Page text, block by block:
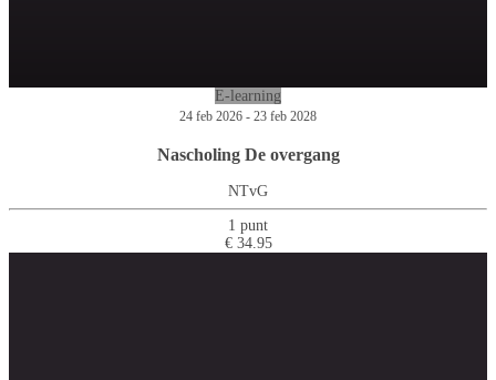
E-learning
24 feb 2026 - 23 feb 2028
Nascholing De overgang
NTvG
1 punt
€ 34.95